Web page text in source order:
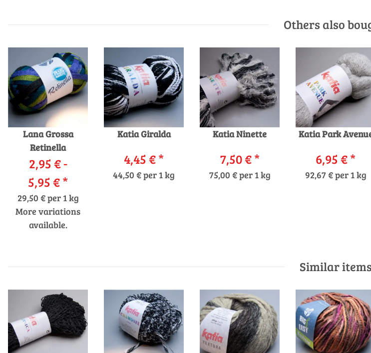
Others also
Lana Grossa
Retinella
2,95 € -
5,95 €*
29,50 € per 1 kg
More variations
available.
Katia Giralda
4,45 €*
44,50 € per 1 kg
Katia Ninette
7,50 €*
75,00 € per 1 kg
Katia Park
6,95 €*
92,67 € per 1 kg
Similar items